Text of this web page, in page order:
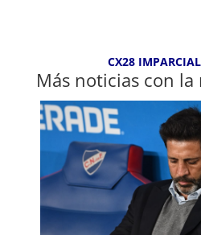
CX28
Más noticias con la